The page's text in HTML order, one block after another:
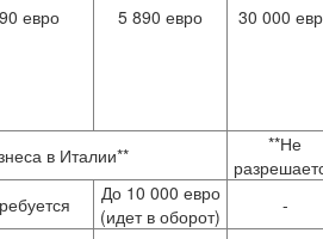
евро 5 890 евро 30 000
в Италии**
**Не
До 10 000 евро
(идет в оборот)
-